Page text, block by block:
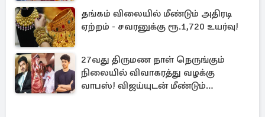
தங்கம் விலையில் மீண்டும் அதிரடி
ஏற்றம் - சவரனுக்கு ரூ.1,720 உயர்வு!
27வது திருமண நாள் நெருங்கும்
நிலையில் விவாகரத்து வழக்கு
வாபஸ்! விஜய்யுடன் மீண்டும்